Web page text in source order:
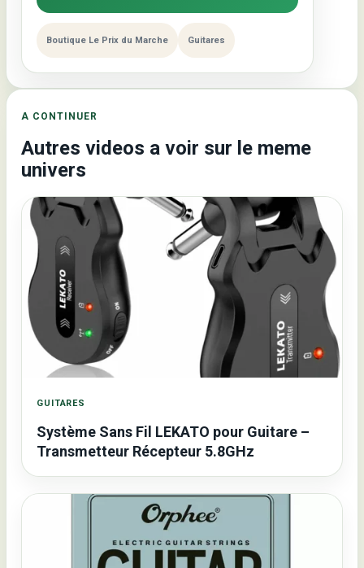
Boutique Le Prix du Marche Guitares
A CONTINUER
Autres videos a voir sur le meme
univers
GUITARES
Système Sans Fil LEKATO pour Guitare –
Transmetteur Récepteur 5.8GHz